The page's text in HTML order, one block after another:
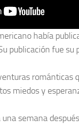
había
publicación fue
románticas
miedos y
semana